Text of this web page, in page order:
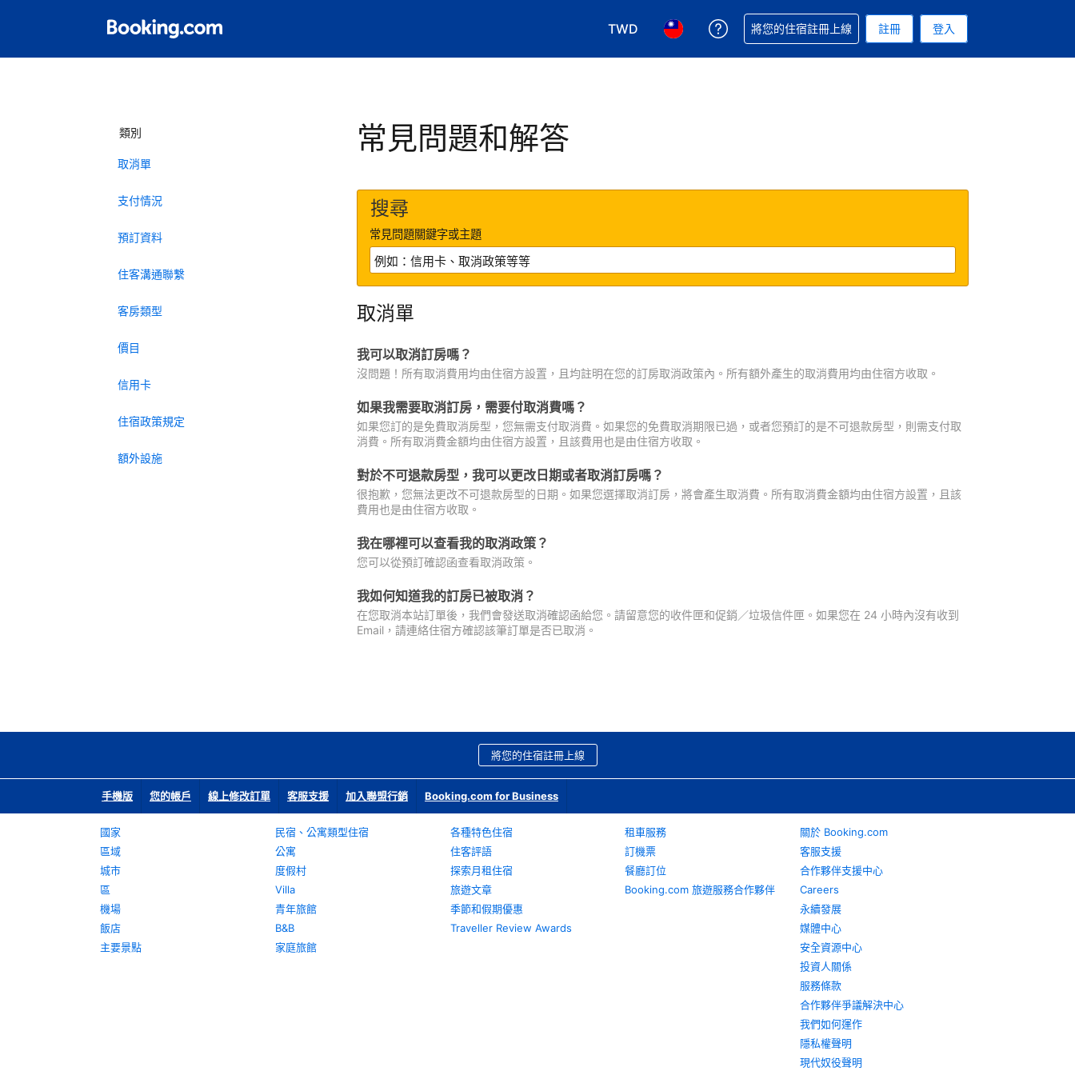
TWD
選擇您使用的幣別. 您現在所使用的幣別為新台幣
選擇您使用的語言. 您目前所選的語言是繁體中文
取得訂單相關協助
將您的住宿註冊上線 註冊 登入
類別
取消單
支付情況
預訂資料
住客溝通聯繫
客房類型
價目
信用卡
住宿政策規定
額外設施
常見問題和解答
搜尋
常見問題關鍵字或主題
取消單
我可以取消訂房嗎？
沒問題！所有取消費用均由住宿方設置，且均註明在您的訂房取消政策內。所有額外產生的取消費用均由住宿方收取。
如果我需要取消訂房，需要付取消費嗎？
如果您訂的是免費取消房型，您無需支付取消費。如果您的免費取消期限已過，或者您預訂的是不可退款房型，則需支付取
消費。所有取消費金額均由住宿方設置，且該費用也是由住宿方收取。
對於不可退款房型，我可以更改日期或者取消訂房嗎？
很抱歉，您無法更改不可退款房型的日期。如果您選擇取消訂房，將會產生取消費。所有取消費金額均由住宿方設置，且該
費用也是由住宿方收取。
我在哪裡可以查看我的取消政策？
您可以從預訂確認函查看取消政策。
我如何知道我的訂房已被取消？
在您取消本站訂單後，我們會發送取消確認函給您。請留意您的收件匣和促銷／垃圾信件匣。如果您在 24 小時內沒有收到
Email，請連絡住宿方確認該筆訂單是否已取消。
將您的住宿註冊上線
手機版 您的帳戶 線上修改訂單 客服支援 加入聯盟行銷 Booking.com for Business
國家
區域
城市
區
機場
飯店
主要景點
民宿、公寓類型住宿
公寓
度假村
Villa
青年旅館
B&B
家庭旅館
各種特色住宿
住客評語
探索月租住宿
旅遊文章
季節和假期優惠
Traveller Review Awards
租車服務
訂機票
餐廳訂位
Booking.com 旅遊服務合作夥伴
關於 Booking.com
客服支援
合作夥伴支援中心
Careers
永續發展
媒體中心
安全資源中心
投資人關係
服務條款
合作夥伴爭議解決中心
我們如何運作
隱私權聲明
現代奴役聲明